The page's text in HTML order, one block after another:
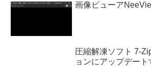
画像ビューア
圧縮解凍ソフト 7-
ョンにアップデー